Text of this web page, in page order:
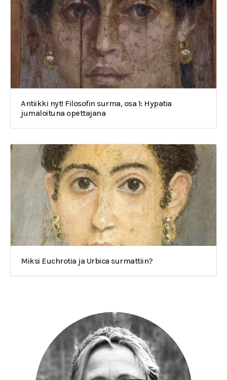
Antiikki nyt! Filosofin surma, osa 1: Hypatia
jumaloituna opettajana
Miksi Euchrotia ja Urbica surmattiin?